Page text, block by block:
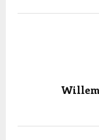
Willem